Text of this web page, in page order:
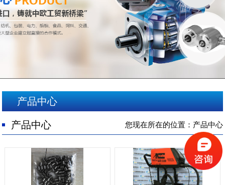
产品中心
品牌中心
新闻资讯
客户服务
在线留言
人才招聘
产品中心
产品中心 您现在所在的位置：产品中心